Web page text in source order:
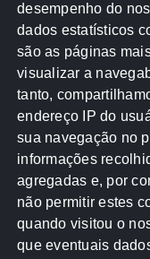
CREA-MT
MPF Notícias
Receita Federal
TCE-MT TCU
REDE NOS
Mato Grosso do Sul
desempenho do
dados estatísticos
são as páginas
visualizar a
tanto,
endereço IP do
sua navegação no
informações
agregadas e, por
não permitir estes
quando visitou o
que eventuais